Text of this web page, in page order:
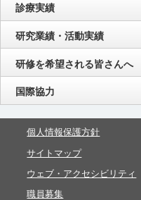
診療実績
研究業績・活動実績
研修を希望される皆さんへ
国際協力
個人情報保護方針
サイトマップ
ウェブ・アクセシビリティ
職員募集